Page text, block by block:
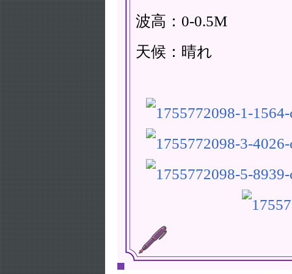
波高：0-0.5M
天候：晴れ